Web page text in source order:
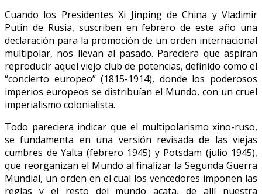
Cuando los Presidentes Xi Jinping de China y Vladimir
Putin de Rusia, suscriben en febrero de este año una
declaración para la promoción de un orden internacional
multipolar, nos llevan al pasado. Pareciera que aspiran
reproducir aquel viejo club de potencias, definido como el
“concierto europeo” (1815-1914), donde los poderosos
imperios europeos se distribuían el Mundo, con un cruel
imperialismo colonialista.
Todo pareciera indicar que el multipolarismo xino-ruso,
se fundamenta en una versión revisada de las viejas
cumbres de Yalta (febrero 1945) y Potsdam (julio 1945),
que reorganizan el Mundo al finalizar la Segunda Guerra
Mundial, un orden en el cual los vencedores imponen las
reglas y el resto del mundo acata, de allí nuestra